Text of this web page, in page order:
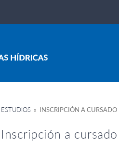
ESTUDIOS » INSCRIPCIÓN A CURSADO
Inscripción a cursado